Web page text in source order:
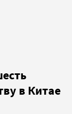
в Китае